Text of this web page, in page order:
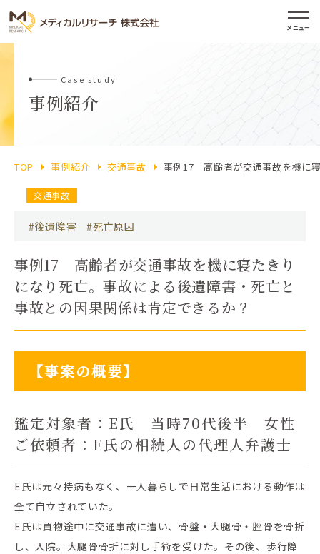
メニュー
Case study
事例紹介
TOP 事例紹介 交通事故 事例17 高齢者が交通事故を機に
交通事故
#後遺障害 #死亡原因
事例17 高齢者が交通事故を機に寝たきり
になり死亡。事故による後遺障害・死亡と
事故との因果関係は肯定できるか？
【事案の概要】
鑑定対象者：E氏 当時70代後半 女性
ご依頼者：E氏の相続人の代理人弁護士
E氏は元々持病もなく、一人暮らしで日常生活における動作は
全て自立されていた。
E氏は買物途中に交通事故に遭い、骨盤・大腿骨・脛骨を骨折
し、入院。大腿骨骨折に対し手術を受けた。その後、歩行障